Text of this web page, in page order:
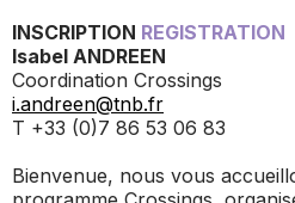
INSCRIPTION REGISTRATION
Isabel ANDREEN
Coordination Crossings
i.andreen@tnb.fr
T +33 (0)7 86 53 06 83
Bienvenue, nous vous